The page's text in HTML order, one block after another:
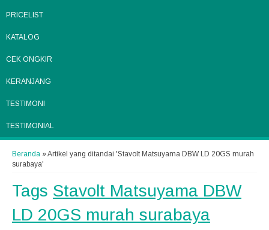
PRICELIST
KATALOG
CEK ONGKIR
KERANJANG
TESTIMONI
TESTIMONIAL
Beranda »Artikel yang ditandai 'Stavolt Matsuyama DBW LD 20GS murah
surabaya'
Tags Stavolt Matsuyama DBW
LD 20GS murah surabaya